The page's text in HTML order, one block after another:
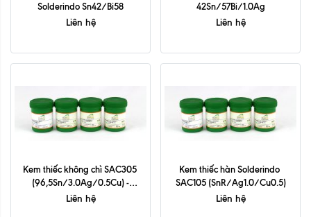
Solderindo Sn42/Bi58
Liên hệ
42Sn/57Bi/1.0Ag
Liên hệ
Kem thiếc không chì SAC305
(96,5Sn/3.0Ag/0.5Cu) -
Solderindo
Liên hệ
Kem thiếc hàn Solderindo
SAC105 (SnR/Ag1.0/Cu0.5)
Liên hệ